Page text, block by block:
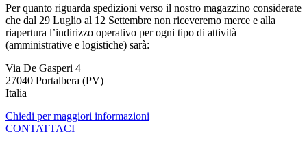
Per quanto riguarda spedizioni verso il nostro magazzino considerate
che dal 29 Luglio al 12 Settembre non riceveremo merce e alla
riapertura l’indirizzo operativo per ogni tipo di attività
(amministrative e logistiche) sarà:
Via De Gasperi 4
27040 Portalbera (PV)
Italia
Chiedi per maggiori informazioni
CONTATTACI